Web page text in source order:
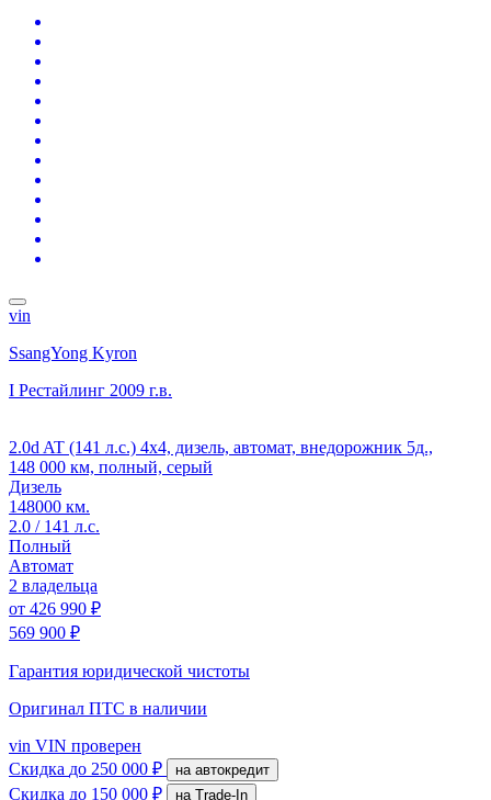
vin
SsangYong Kyron
I Рестайлинг 2009 г.в.
2.0d AT (141 л.с.) 4x4, дизель, автомат, внедорожник 5д.,
148 000 км, полный, серый
Дизель
148000 км.
2.0 / 141 л.с.
Полный
Автомат
2 владельца
от 426 990 ₽
569 900 ₽
Гарантия юридической чистоты
Оригинал ПТС в наличии
vin VIN проверен
Скидка до 250 000 ₽ на автокредит
Скидка до 150 000 ₽
на Trade-In